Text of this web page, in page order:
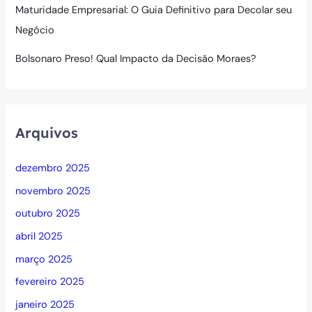
Maturidade Empresarial: O Guia Definitivo para Decolar seu
Negócio
Bolsonaro Preso! Qual Impacto da Decisão Moraes?
Arquivos
dezembro 2025
novembro 2025
outubro 2025
abril 2025
março 2025
fevereiro 2025
janeiro 2025